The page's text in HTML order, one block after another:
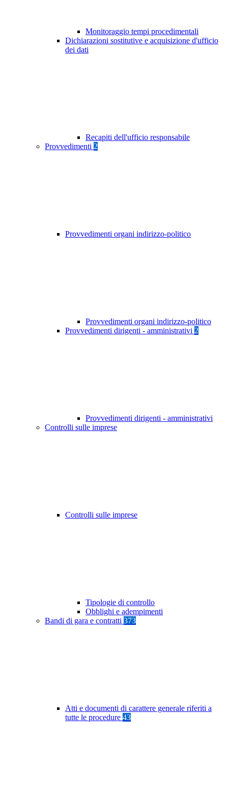
Monitoraggio tempi procedimentali
Dichiarazioni sostitutive e acquisizione d'ufficio
dei dati
Recapiti dell'ufficio responsabile
Provvedimenti 2
Provvedimenti organi indirizzo-politico
Provvedimenti organi indirizzo-politico
Provvedimenti dirigenti - amministrativi 2
Provvedimenti dirigenti - amministrativi
Controlli sulle imprese
Controlli sulle imprese
Tipologie di controllo
Obblighi e adempimenti
Bandi di gara e contratti 373
Atti e documenti di carattere generale riferiti a
tutte le procedure 43